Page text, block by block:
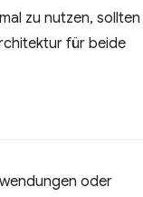
zu nutzen, sollten
für beide
oder